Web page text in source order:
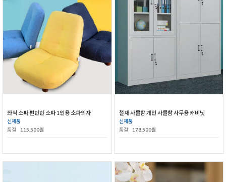
좌식 소파 편안한 소파 1인용 소파의자
신제품
품절
115,500원
철재 사물함 개인 사물함 사무용 캐비닛
신제품
품절
178,500원